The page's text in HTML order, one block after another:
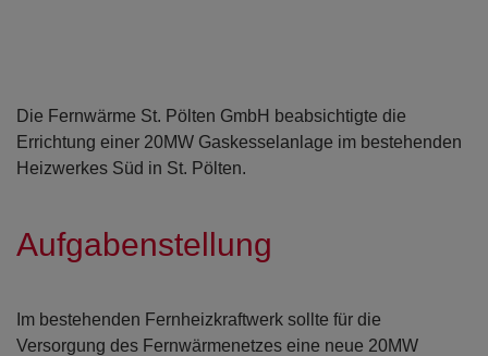
Die Fernwärme St. Pölten GmbH beabsichtigte die
Errichtung einer 20MW Gaskesselanlage im bestehenden
Heizwerkes Süd in St. Pölten.
Aufgabenstellung
Im bestehenden Fernheizkraftwerk sollte für die
Versorgung des Fernwärmenetzes eine neue 20MW